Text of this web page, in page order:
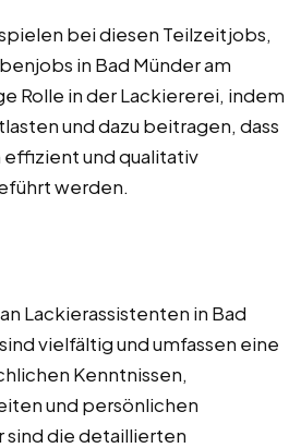
bei diesen Teilzeitjobs,
in Bad Münder am
Rolle in der Lackiererei, indem
und dazu beitragen, dass
und qualitativ
werden.
Lackierassistenten in Bad
vielfältig und umfassen eine
Kenntnissen,
und persönlichen
sind die detaillierten